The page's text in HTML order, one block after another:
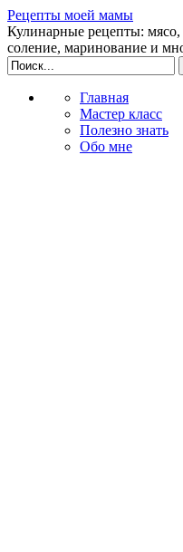
Рецепты моей мамы
Кулинарные рецепты:
соление, маринование и
Главная
Мастер класс
Полезно знать
Обо мне